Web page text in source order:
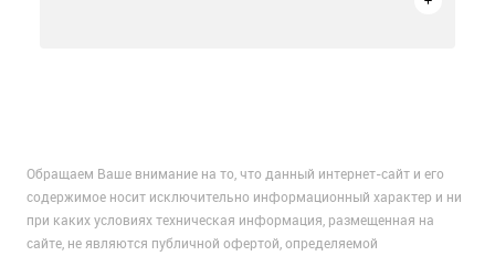
Обращаем Ваше внимание на то, что данный интернет-сайт и его
содержимое носит исключительно информационный характер и ни
при каких условиях техническая информация, размещенная на
сайте, не являются публичной офертой, определяемой